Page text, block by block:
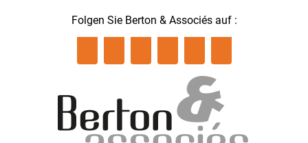
Folgen Sie Berton & Associés auf :